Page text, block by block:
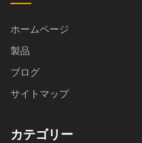
ホームページ
製品
ブログ
サイトマップ
カテゴリー